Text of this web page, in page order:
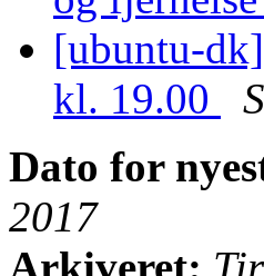
[ubuntu-
kl. 19.00
Dato for
2017